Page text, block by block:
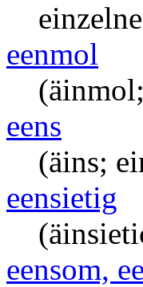
eenmol
eens
(äins;
eensietig
eensom,